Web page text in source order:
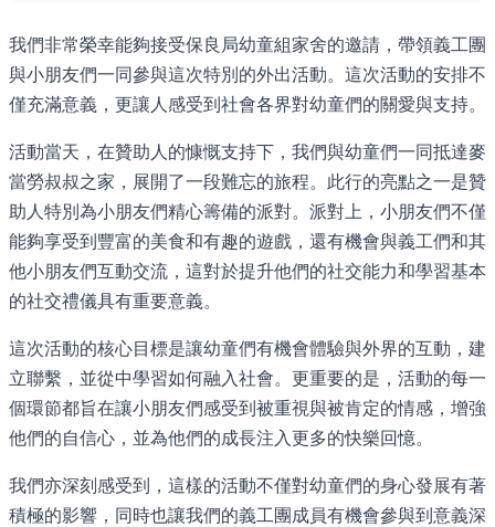
我們非常榮幸能夠接受保良局幼童組家舍的邀請，帶領義工團
與小朋友們一同參與這次特別的外出活動。這次活動的安排不
僅充滿意義，更讓人感受到社會各界對幼童們的關愛與支持。
活動當天，在贊助人的慷慨支持下，我們與幼童們一同抵達麥
當勞叔叔之家，展開了一段難忘的旅程。此行的亮點之一是贊
助人特別為小朋友們精心籌備的派對。派對上，小朋友們不僅
能夠享受到豐富的美食和有趣的遊戲，還有機會與義工們和其
他小朋友們互動交流，這對於提升他們的社交能力和學習基本
的社交禮儀具有重要意義。
這次活動的核心目標是讓幼童們有機會體驗與外界的互動，建
立聯繫，並從中學習如何融入社會。更重要的是，活動的每一
個環節都旨在讓小朋友們感受到被重視與被肯定的情感，增強
他們的自信心，並為他們的成長注入更多的快樂回憶。
我們亦深刻感受到，這樣的活動不僅對幼童們的身心發展有著
積極的影響，同時也讓我們的義工團成員有機會參與到意義深